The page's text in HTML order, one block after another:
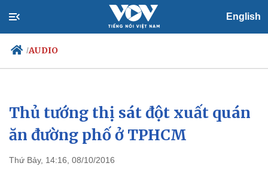
English
/AUDIO
Chính trị
Đảng
Tổ chức nhân sự
Nhận diện sự thật
Xã hội
Tin 24h
Dự báo thời tiết
Thủ tướng thị sát đột xuất quán
ăn đường phố ở TPHCM
Thứ Bảy, 14:16, 08/10/2016